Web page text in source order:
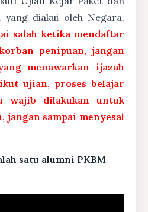
yang diakui oleh Negara.
salah ketika mendaftar
penipuan, jangan
menawarkan ijazah
ujian, proses belajar
dilakukan untuk
jangan sampai menyesal
satu alumni PKBM